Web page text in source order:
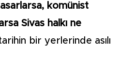
komünist
Sivas halkı ne
bir yerlerinde asılı